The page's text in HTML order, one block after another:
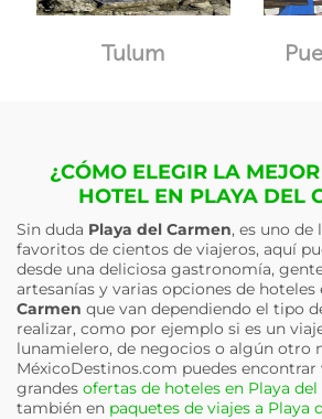
Tulum
¿CÓMO ELEGIR LA
HOTEL EN PLAYA DEL
Sin duda Playa del Carmen, es uno de
favoritos de cientos de viajeros, aquí
desde una deliciosa gastronomía,
artesanías y varias opciones de hoteles
Carmen que van dependiendo el tipo
realizar, como por ejemplo si es un
lunamielero, de negocios o algún otro
MéxicoDestinos.com puedes encontrar
grandes ofertas de hoteles en Playa
también en paquetes de viajes a Playa